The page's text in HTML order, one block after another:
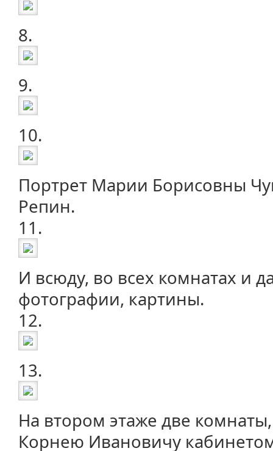
8.
9.
10.
Портрет Марии Борисовны
Репин.
11.
И всюду, во всех комнатах и
фотографии, картины.
12.
13.
На втором этаже две
Корнею Ивановичу